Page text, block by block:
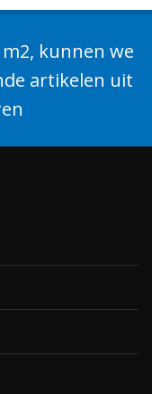
kunnen we
artikelen uit